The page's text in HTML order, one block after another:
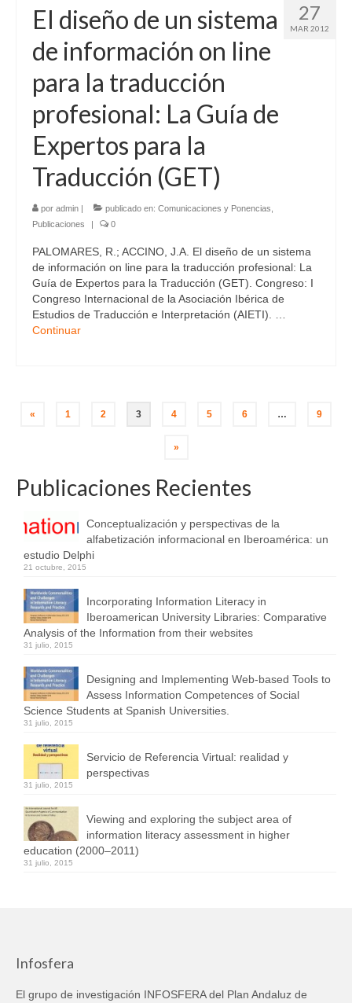
27
MAR 2012
El diseño de un sistema
de información on line
para la traducción
profesional: La Guía de
Expertos para la
Traducción (GET)
por admin | publicado en: Comunicaciones y Ponencias
Publicaciones
| 0
PALOMARES, R.; ACCINO, J.A. El diseño de un sistema
de información on line para la traducción profesional: La
Guía de Expertos para la Traducción (GET). Congreso: I
Congreso Internacional de la Asociación Ibérica de
Estudios de Traducción e Interpretación (AIETI). …
Continuar
« 1 2 3 4 5 6 … 9
»
Publicaciones Recientes
Conceptualización y perspectivas de la
alfabetización informacional en Iberoamérica: un
estudio Delphi
21 octubre, 2015
Incorporating Information Literacy in
Iberoamerican University Libraries: Comparative
Analysis of the Information from their websites
31 julio, 2015
Designing and Implementing Web-based Tools to
Assess Information Competences of Social
Science Students at Spanish Universities.
31 julio, 2015
Servicio de Referencia Virtual: realidad y
perspectivas
31 julio, 2015
Viewing and exploring the subject area of
information literacy assessment in higher
education (2000–2011)
31 julio, 2015
Infosfera
El grupo de investigación INFOSFERA del Plan Andaluz de